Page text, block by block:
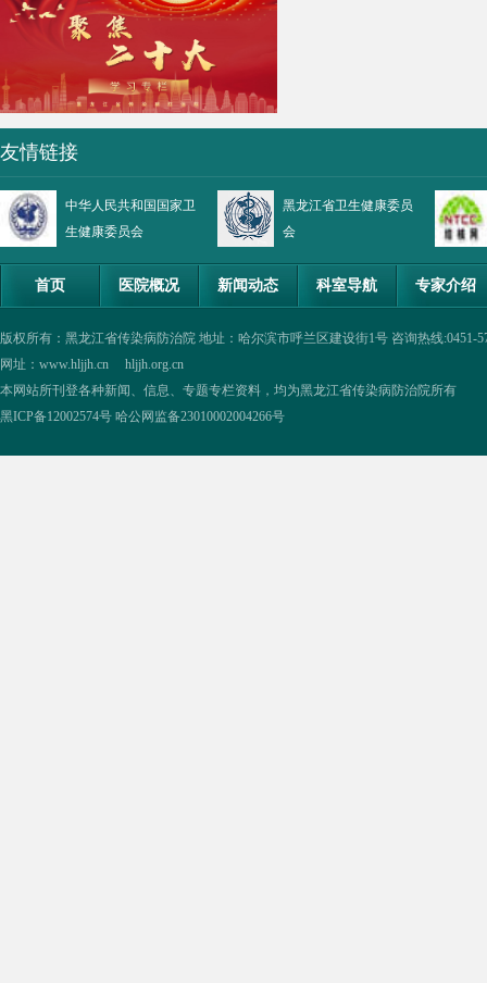
友情链接
中华人民共和国国家卫
生健康委员会
黑龙江省卫生健康委员
会
首页 医院概况 新闻动态 科室导航 专家介绍
版权所有：黑龙江省传染病防治院 地址：哈尔滨市呼兰区建设街1号 咨询热线:0451-
网址：www.hljjh.cn hljjh.org.cn
本网站所刊登各种新闻、信息、专题专栏资料，均为黑龙江省传染病防治院所有
黑ICP备12002574号 哈公网监备23010002004266号